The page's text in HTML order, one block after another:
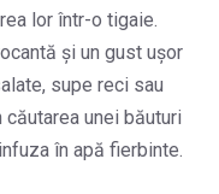
lor într-o tigaie.
și un gust ușor
supe reci sau
unei băuturi
în apă fierbinte.